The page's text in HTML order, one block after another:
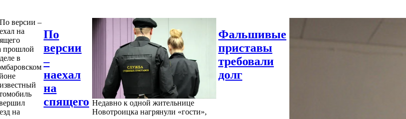
прошлой
в
на
По
версии
–
наехал
на
спящего Недавно к одной жительнице
Новотроицка нагрянули «гости»,
Фальшивые
приставы
требовали
долг